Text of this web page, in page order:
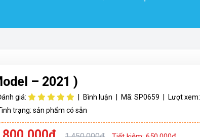
– 2021 )
giá: Bình luận Mã:SP0659 Lượt xem:
trạng:sản phẩm có sẵn